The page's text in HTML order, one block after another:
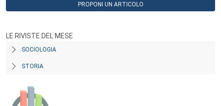
PROPONI UN ARTICOLO
LE RIVISTE DEL MESE
SOCIOLOGIA
STORIA